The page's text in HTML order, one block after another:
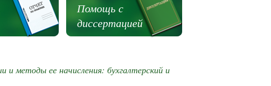
Помощь с
диссертацией
методы ее начисления: бухгалтерский и